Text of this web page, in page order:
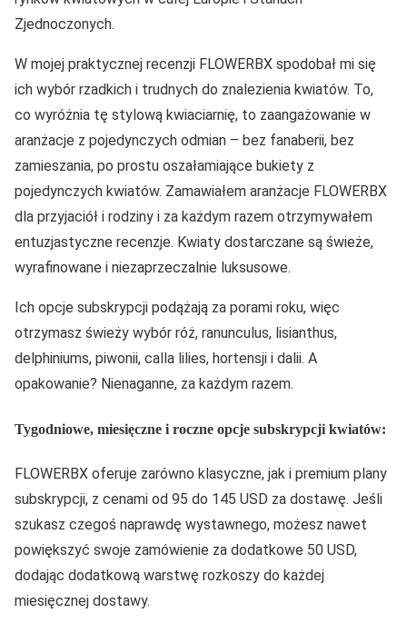
Zjednoczonych.
W mojej praktycznej recenzji FLOWERBX spodobał mi się
ich wybór rzadkich i trudnych do znalezienia kwiatów. To,
co wyróżnia tę stylową kwiaciarnię, to zaangażowanie w
aranżacje z pojedynczych odmian – bez fanaberii, bez
zamieszania, po prostu oszałamiające bukiety z
pojedynczych kwiatów. Zamawiałem aranżacje FLOWERBX
dla przyjaciół i rodziny i za każdym razem otrzymywałem
entuzjastyczne recenzje. Kwiaty dostarczane są świeże,
wyrafinowane i niezaprzeczalnie luksusowe.
Ich opcje subskrypcji podążają za porami roku, więc
otrzymasz świeży wybór róż, ranunculus, lisianthus,
delphiniums, piwonii, calla lilies, hortensji i dalii. A
opakowanie? Nienaganne, za każdym razem.
Tygodniowe, miesięczne i roczne opcje subskrypcji kwiatów:
FLOWERBX oferuje zarówno klasyczne, jak i premium plany
subskrypcji, z cenami od 95 do 145 USD za dostawę. Jeśli
szukasz czegoś naprawdę wystawnego, możesz nawet
powiększyć swoje zamówienie za dodatkowe 50 USD,
dodając dodatkową warstwę rozkoszy do każdej
miesięcznej dostawy.